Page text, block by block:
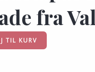
fra
TIL KURV